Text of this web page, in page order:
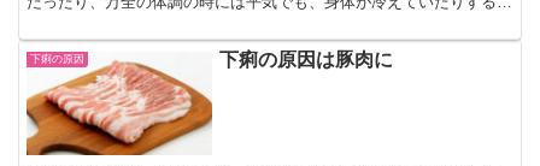
下痢の原因 下痢の原因は豚肉に